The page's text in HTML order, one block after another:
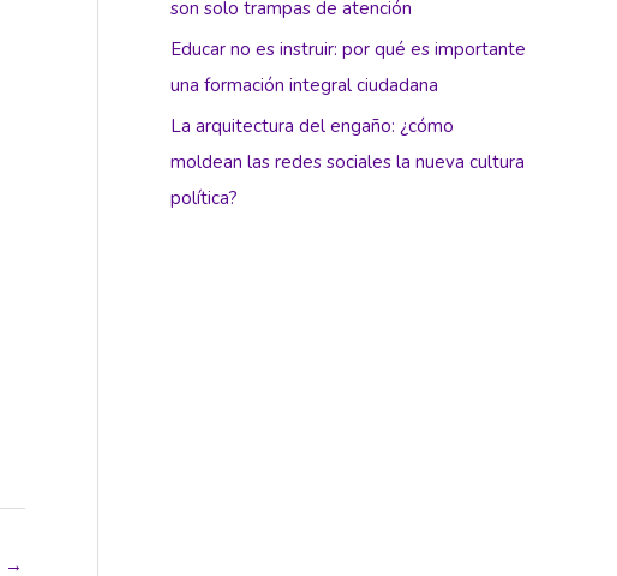
→
son solo trampas de atención
Educar no es instruir: por qué es importante
una formación integral ciudadana
La arquitectura del engaño: ¿cómo
moldean las redes sociales la nueva cultura
política?